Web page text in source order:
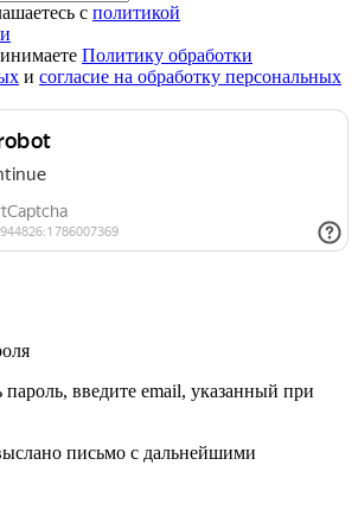
с политикой
Политику обработки
и согласие на обработку персональных
введите email, указанный при
письмо с дальнейшими